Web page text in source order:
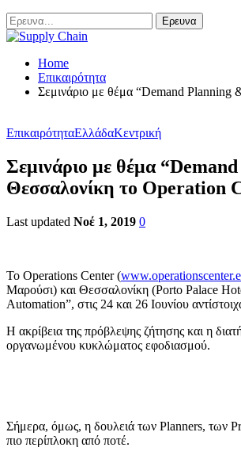
Home
Επικαιρότητα
Σεμινάριο με θέμα “Demand
ΕπικαιρότηταΕλλάδαΚεντρική
Σεμινάριο με θέμα
Θεσσαλονίκη το Operation
Last updated Νοέ 1, 2019 0
Το Operations Center (
Μαρούσι) και Θεσσαλονίκη (Porto Palace
Automation”, στις 24 και 26 Ιουνίου
Η ακρίβεια της πρόβλεψης ζήτησης και η
οργανωμένου κυκλώματος εφοδιασμού.
Σήμερα, όμως, η δουλειά των Planners, των
πιο περίπλοκη από ποτέ.